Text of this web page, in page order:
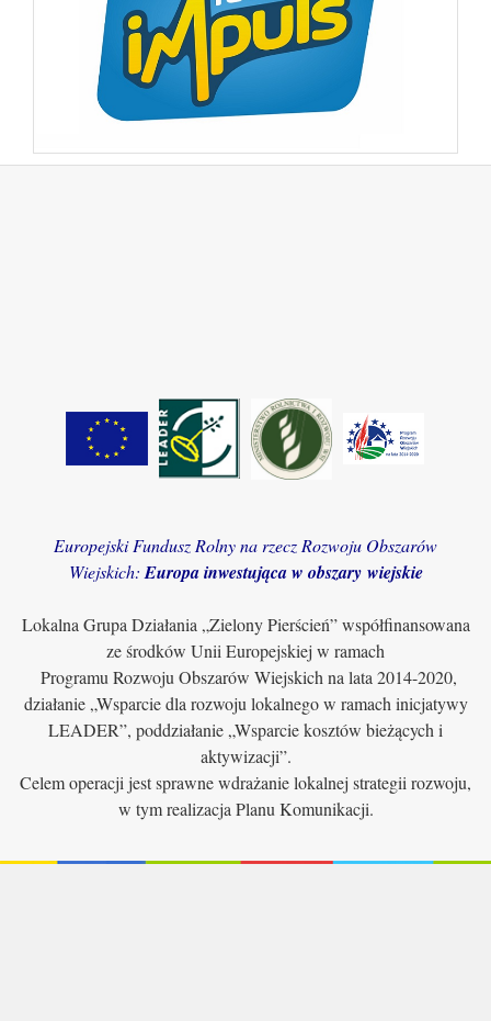
Europejski Fundusz Rolny na rzecz Rozwoju Obszarów
Wiejskich: Europa inwestująca w obszary wiejskie
Lokalna Grupa Działania „Zielony Pierścień” współfinansowana
ze środków Unii Europejskiej w ramach
Programu Rozwoju Obszarów Wiejskich na lata 2014-2020,
działanie „Wsparcie dla rozwoju lokalnego w ramach inicjatywy
LEADER”, poddziałanie „Wsparcie kosztów bieżących i
aktywizacji”.
Celem operacji jest sprawne wdrażanie lokalnej strategii rozwoju,
w tym realizacja Planu Komunikacji.